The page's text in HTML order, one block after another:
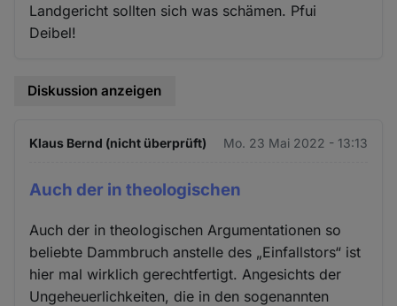
Landgericht sollten sich was schämen. Pfui
Deibel!
Diskussion anzeigen
Klaus Bernd (nicht überprüft) Mo. 23 Mai 2022 - 13:13
Auch der in theologischen
Auch der in theologischen Argumentationen so
beliebte Dammbruch anstelle des „Einfallstors“ ist
hier mal wirklich gerechtfertigt. Angesichts der
Ungeheuerlichkeiten, die in den sogenannten